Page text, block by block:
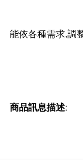
能依各種需求,調
商品訊息描述: